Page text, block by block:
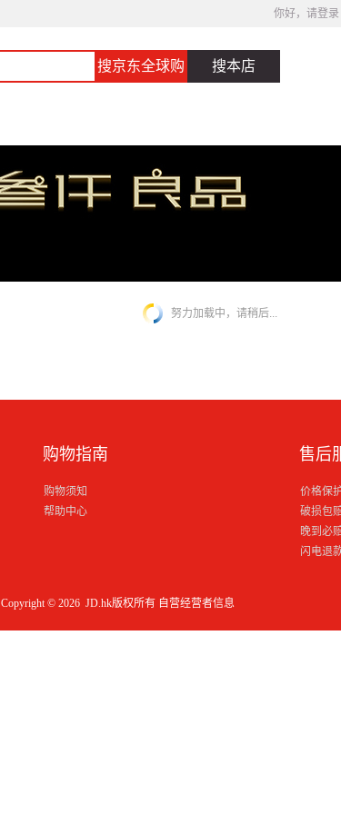
你好，请登录
搜京东全球购 搜本店
努力加载中，请稍后...
购物指南
购物须知
帮助中心
售后
价格保
破损包
晚到必
闪电退
Copyright © 2026 JD.hk版权所有 自营经营者信息